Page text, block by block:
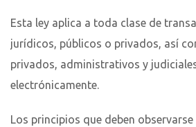
Esta ley aplica a toda clase de
jurídicos, públicos o privados, así
privados, administrativos y
electrónicamente.
Los principios que deben